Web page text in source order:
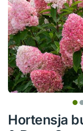
Hortensja